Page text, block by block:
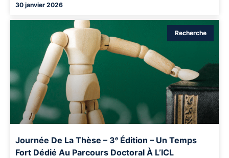
30 janvier 2026
Recherche
Journée De La Thèse – 3ᵉ Édition – Un Temps
Fort Dédié Au Parcours Doctoral À L’ICL